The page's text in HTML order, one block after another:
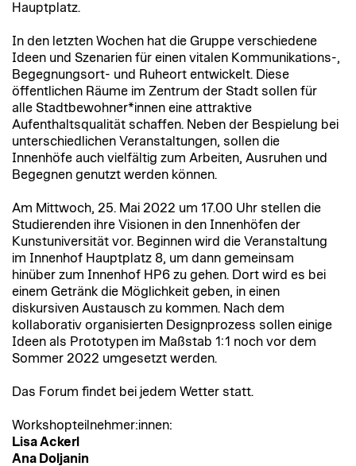
Hauptplatz.
In den letzten Wochen hat die Gruppe verschiedene
Ideen und Szenarien für einen vitalen Kommunikations-,
Begegnungsort- und Ruheort entwickelt. Diese
öffentlichen Räume im Zentrum der Stadt sollen für
alle Stadtbewohner*innen eine attraktive
Aufenthaltsqualität schaffen. Neben der Bespielung bei
unterschiedlichen Veranstaltungen, sollen die
Innenhöfe auch vielfältig zum Arbeiten, Ausruhen und
Begegnen genutzt werden können.
Am Mittwoch, 25. Mai 2022 um 17.00 Uhr stellen die
Studierenden ihre Visionen in den Innenhöfen der
Kunstuniversität vor. Beginnen wird die Veranstaltung
im Innenhof Hauptplatz 8, um dann gemeinsam
hinüber zum Innenhof HP6 zu gehen. Dort wird es bei
einem Getränk die Möglichkeit geben, in einen
diskursiven Austausch zu kommen. Nach dem
kollaborativ organisierten Designprozess sollen einige
Ideen als Prototypen im Maßstab 1:1 noch vor dem
Sommer 2022 umgesetzt werden.
Das Forum findet bei jedem Wetter statt.
Workshopteilnehmer:innen:
Lisa Ackerl
Ana Doljanin